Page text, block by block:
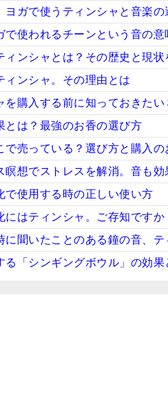
ヨガで使うティンシャと音楽
で使われるチーンという音の意
ィンシャとは？その歴史と現状
ィンシャ。その理由とは
を購入する前に知っておきたい
とは？最強のお香の選び方
で売っている？選び方と購入の
瞑想でストレスを解消。音も効
で使用する時の正しい使い方
にはティンシャ。ご存知ですか
に聞いたことのある鐘の音、テ
る「シンギングボウル」の効果